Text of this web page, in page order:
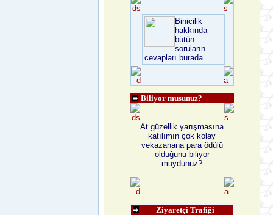
Binicilik
hakkında
bütün
soruların
cevapları burada...
Biliyor musunuz?
At güzellik yarışmasına
katılımın çok kolay
vekazanana para ödülü
olduğunu biliyor
muydunuz?
Ziyaretçi Trafiği